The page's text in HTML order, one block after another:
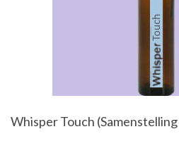
Whisper Touch